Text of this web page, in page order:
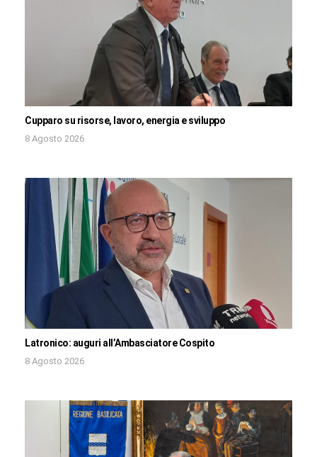
Cupparo su risorse, lavoro, energia e sviluppo
8 Agosto 2026
Latronico: auguri all’Ambasciatore Cospito
8 Agosto 2026